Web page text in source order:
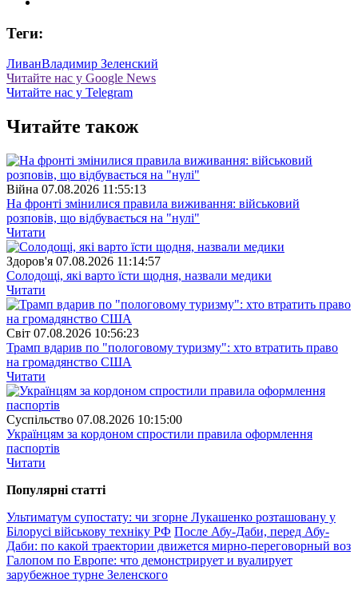
Теги:
ЛиванВладимир Зеленский
Читайте нас у Google News
Читайте нас у Telegram
Читайте також
Війна 07.08.2026 11:55:13
На фронті змінилися правила виживання: військовий
розповів, що відбувається на "нулі"
Читати
Здоров'я 07.08.2026 11:14:57
Солодощі, які варто їсти щодня, назвали медики
Читати
Свiт 07.08.2026 10:56:23
Трамп вдарив по "пологовому туризму": хто втратить право
на громадянство США
Читати
Суспiльство 07.08.2026 10:15:00
Українцям за кордоном спростили правила оформлення
паспортів
Читати
Популярнi статтi
Ультиматум супостату: чи згорне Лукашенко розташовану у
Білорусі військову техніку РФ После Абу-Даби, перед Абу-
Даби: по какой траектории движется мирно-переговорный воз
Галопом по Европе: что демонстрирует и вуалирует
зарубежное турне Зеленского